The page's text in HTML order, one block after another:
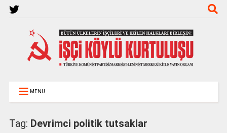
MENU
Tag: Devrimci politik tutsaklar